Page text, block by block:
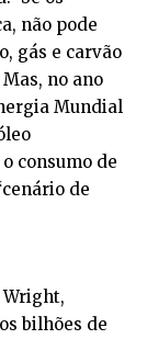
não pode
gás e carvão
no ano
Mundial
consumo de
de
Wright,
bilhões de